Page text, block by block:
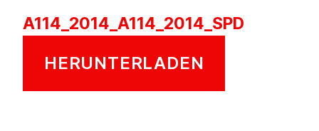
A114_2014_A114_2014_SPD
HERUNTERLADEN